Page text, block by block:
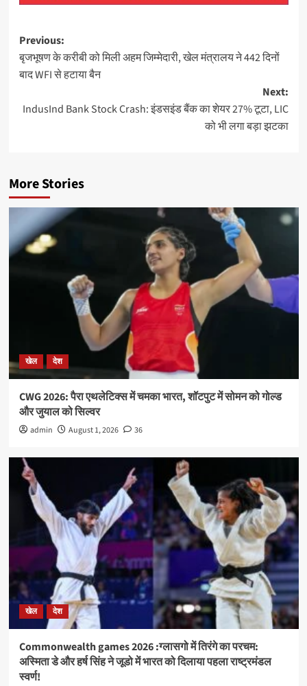
Post
navigation
Previous:
बृजभूषण के करीबी को मिली अहम जिम्मेदारी, खेल मंत्रालय ने 442 दिनों
बाद WFI से हटाया बैन
Next:
IndusInd Bank Stock Crash: इंडसइंड बैंक का शेयर 27% टूटा, LIC
को भी लगा बड़ा झटका
More Stories
खेल देश
CWG 2026: पैरा एथलेटिक्स में चमका भारत, शॉटपुट में सोमन को गोल्ड
और जुयाल को सिल्वर
admin August 1, 2026 36
खेल देश
Commonwealth games 2026 :ग्लासगो में तिरंगे का परचम:
अस्मिता डे और हर्ष सिंह ने जूडो में भारत को दिलाया पहला राष्ट्रमंडल
स्वर्ण!